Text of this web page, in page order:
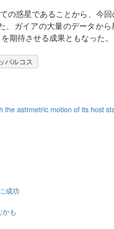
の惑星であることから、今
、ガイアの大量のデータから
期待させる成果ともなった。
パルコス
the astrmetric motion of its host
成功
も